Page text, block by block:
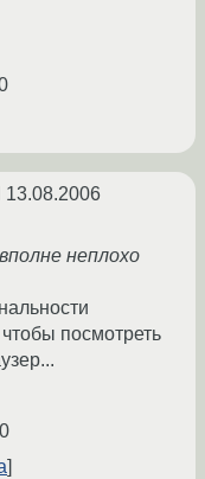
13.08.2006
неплохо
посмотреть